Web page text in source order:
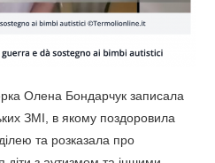
Олена Бондарчук записала
ЗМІ, в якому поздоровила
та розказала про